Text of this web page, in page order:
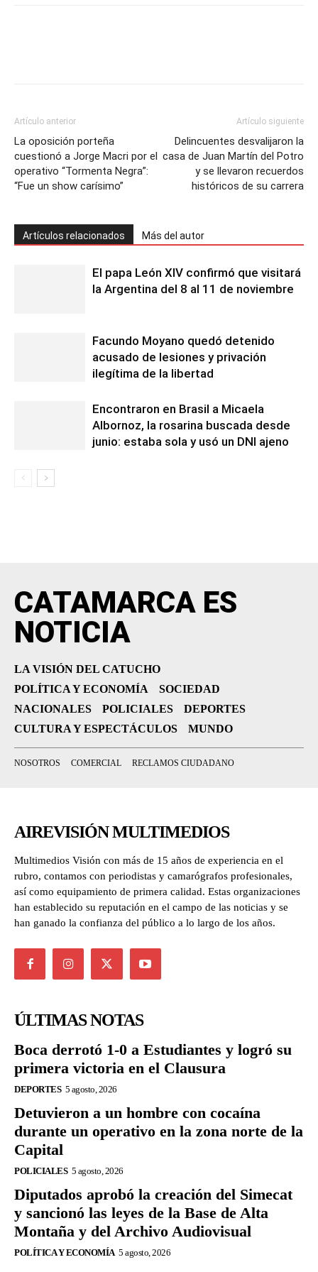
Artículo anterior
La oposición porteña
cuestionó a Jorge Macri por el
operativo “Tormenta Negra”:
“Fue un show carísimo”
Artículo siguiente
Delincuentes desvalijaron la
casa de Juan Martín del Potro
y se llevaron recuerdos
históricos de su carrera
Artículos relacionados Más del autor
El papa León XIV confirmó que visitará
la Argentina del 8 al 11 de noviembre
Facundo Moyano quedó detenido
acusado de lesiones y privación
ilegítima de la libertad
Encontraron en Brasil a Micaela
Albornoz, la rosarina buscada desde
junio: estaba sola y usó un DNI ajeno
CATAMARCA ES
NOTICIA
LA VISIÓN DEL CATUCHO
POLÍTICA Y ECONOMÍA
SOCIEDAD
NACIONALES
POLICIALES
DEPORTES
CULTURA Y ESPECTÁCULOS
MUNDO
NOSOTROS COMERCIAL RECLAMOS CIUDADANO
AIREVISIÓN MULTIMEDIOS
Multimedios Visión con más de 15 años de experiencia en el
rubro, contamos con periodistas y camarógrafos profesionales,
así como equipamiento de primera calidad. Estas organizaciones
han establecido su reputación en el campo de las noticias y se
han ganado la confianza del público a lo largo de los años.
ÚLTIMAS NOTAS
Boca derrotó 1-0 a Estudiantes y logró su
primera victoria en el Clausura
DEPORTES 5 agosto, 2026
Detuvieron a un hombre con cocaína
durante un operativo en la zona norte de la
Capital
POLICIALES 5 agosto, 2026
Diputados aprobó la creación del Simecat
y sancionó las leyes de la Base de Alta
Montaña y del Archivo Audiovisual
POLÍTICA Y ECONOMÍA 5 agosto, 2026